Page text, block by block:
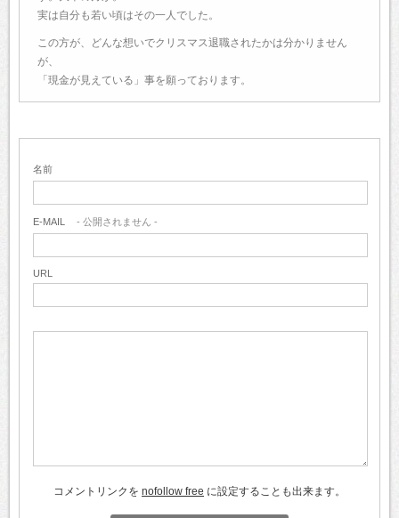
実は自分も若い頃はその一人でした。
この方が、どんな想いでクリスマス退職されたかは分かりません
が、
「現金が見えている」事を願っております。
名前
E-MAIL - 公開されません -
URL
コメントリンクを nofollow free に設定することも出来ます。